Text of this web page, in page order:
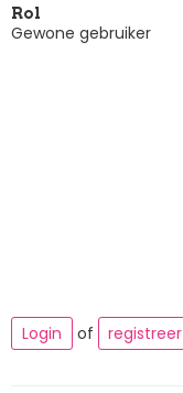
Rol
Gewone gebruiker
Login
of registreer